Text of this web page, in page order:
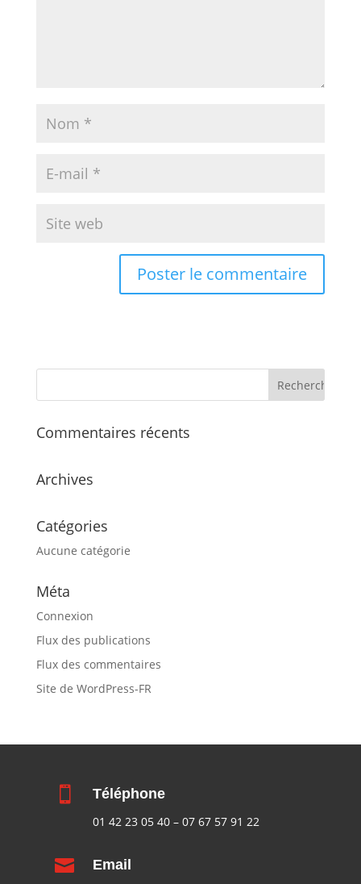
Commentaires récents
Archives
Catégories
Aucune catégorie
Méta
Connexion
Flux des publications
Flux des commentaires
Site de WordPress-FR
 Téléphone
01 42 23 05 40– 07 67 57 91 22
 Email